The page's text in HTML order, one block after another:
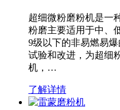
超细微粉磨粉机是一
粉磨主要适用于中、
9级以下的非易燃易
试验和改进，为超细
机，…
了解详情